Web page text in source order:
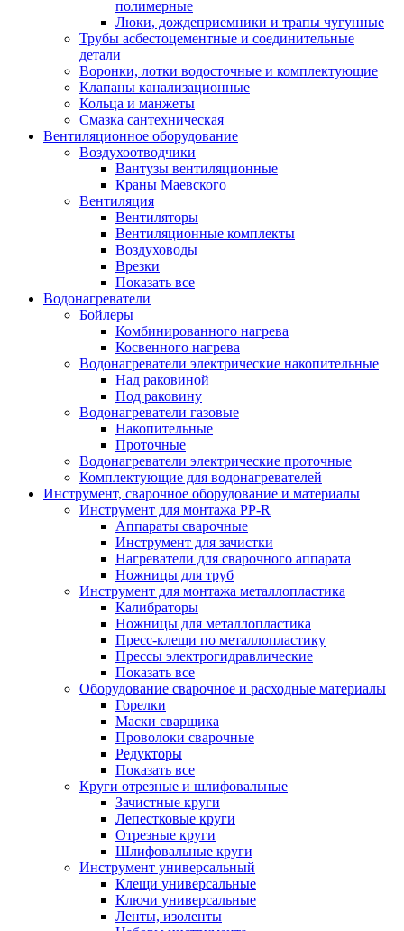
полимерные
Люки, дождеприемники и трапы чугунные
Трубы асбестоцементные и соединительные
детали
Воронки, лотки водосточные и комплектующие
Клапаны канализационные
Кольца и манжеты
Смазка сантехническая
Вентиляционное оборудование
Воздухоотводчики
Вантузы вентиляционные
Краны Маевского
Вентиляция
Вентиляторы
Вентиляционные комплекты
Воздуховоды
Врезки
Показать все
Водонагреватели
Бойлеры
Комбинированного нагрева
Косвенного нагрева
Водонагреватели электрические накопительные
Над раковиной
Под раковину
Водонагреватели газовые
Накопительные
Проточные
Водонагреватели электрические проточные
Комплектующие для водонагревателей
Инструмент, сварочное оборудование и материалы
Инструмент для монтажа PP-R
Аппараты сварочные
Инструмент для зачистки
Нагреватели для сварочного аппарата
Ножницы для труб
Инструмент для монтажа металлопластика
Калибраторы
Ножницы для металлопластика
Пресс-клещи по металлопластику
Прессы электрогидравлические
Показать все
Оборудование сварочное и расходные материалы
Горелки
Маски сварщика
Проволоки сварочные
Редукторы
Показать все
Круги отрезные и шлифовальные
Зачистные круги
Лепестковые круги
Отрезные круги
Шлифовальные круги
Инструмент универсальный
Клещи универсальные
Ключи универсальные
Ленты, изоленты